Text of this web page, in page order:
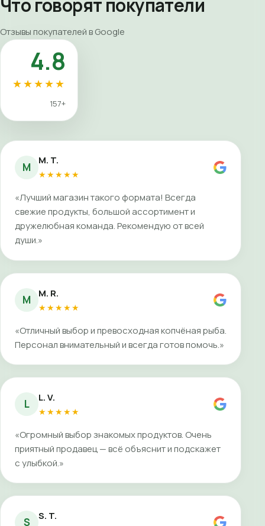
Что говорят покупатели
Отзывы покупателей в Google
4.8
★★★★★
157+
M M. T.
★★★★★
«Лучший магазин такого формата! Всегда
свежие продукты, большой ассортимент и
дружелюбная команда. Рекомендую от всей
души.»
M M. R.
★★★★★
«Отличный выбор и превосходная копчёная рыба.
Персонал внимательный и всегда готов помочь.»
L L. V.
★★★★★
«Огромный выбор знакомых продуктов. Очень
приятный продавец — всё объяснит и подскажет
с улыбкой.»
S S. T.